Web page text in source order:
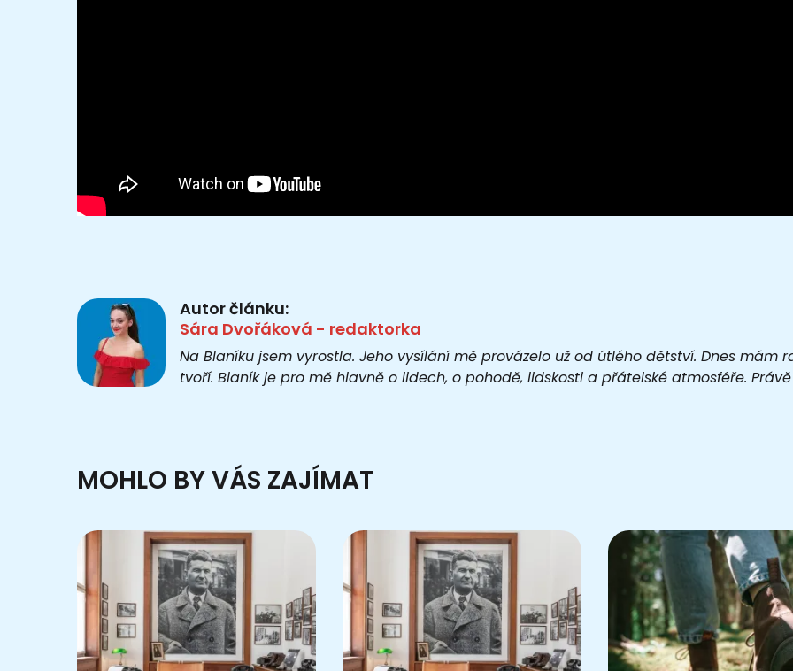
Autor článku:
Sára Dvořáková - redaktorka
Na Blaníku jsem vyrostla. Jeho vysílání mě provázelo už od útlého dětství. Dnes mám
tvoří. Blaník je pro mě hlavně o lidech, o pohodě, lidskosti a přátelské atmosféře.
MOHLO BY VÁS ZAJÍMAT